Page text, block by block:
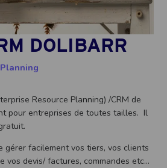
DOLIBARR
Resource Planning) /CRM de
pour entreprises de toutes tailles. Il
gérer facilement vos tiers, vos clients
vos devis/ factures, commandes etc…